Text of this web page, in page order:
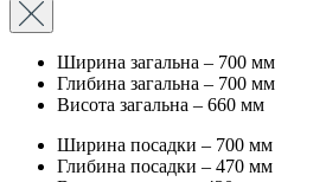
Ширина загальна – 700 мм
Глибина загальна – 700 мм
Висота загальна – 660 мм
Ширина посадки – 700 мм
Глибина посадки – 470 мм